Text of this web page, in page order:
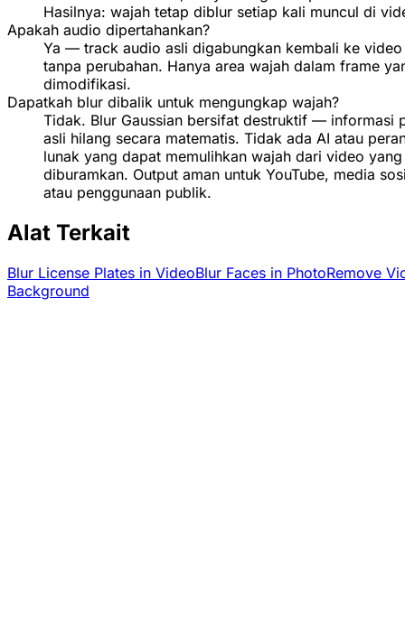
Hasilnya: wajah tetap diblur setiap kali muncul di
Apakah audio dipertahankan?
Ya — track audio asli digabungkan kembali ke
tanpa perubahan. Hanya area wajah dalam frame
dimodifikasi.
Dapatkah blur dibalik untuk mengungkap wajah?
Tidak. Blur Gaussian bersifat destruktif — informasi
asli hilang secara matematis. Tidak ada AI atau
lunak yang dapat memulihkan wajah dari video
diburamkan. Output aman untuk YouTube, media
atau penggunaan publik.
Alat Terkait
Blur License Plates in VideoBlur Faces in PhotoRemove
Background